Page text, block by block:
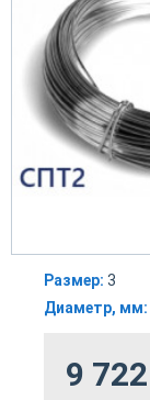
Размер: 3
Диаметр, мм:
9 722